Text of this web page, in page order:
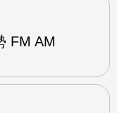
FM AM